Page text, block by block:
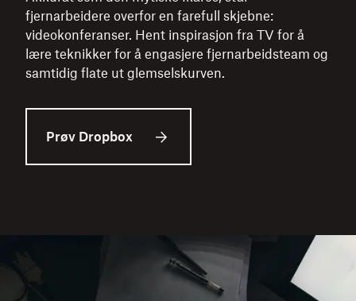
fjernarbeidere overfor en farefull skjebne:
videokonferanser. Hent inspirasjon fra TV for å
lære teknikker for å engasjere fjernarbeidsteam og
samtidig flate ut glemselskurven.
Prøv Dropbox